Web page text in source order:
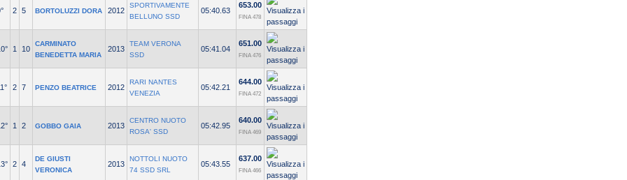
2 5 BORTOLUZZI DORA 2012
SPORTIVAMENTE
BELLUNO SSD
05:40.63
653.00
FINA 478
1 10
CARMINATO
BENEDETTA MARIA
2013
TEAM VERONA
SSD
05:41.04
651.00
FINA 476
2 7 PENZO BEATRICE 2012
RARI NANTES
VENEZIA
05:42.21
644.00
FINA 472
1 2 GOBBO GAIA 2013
CENTRO NUOTO
ROSA' SSD
05:42.95
640.00
FINA 469
2 4
DE GIUSTI
VERONICA
2013
NOTTOLI NUOTO
74 SSD SRL
05:43.55
637.00
FINA 466